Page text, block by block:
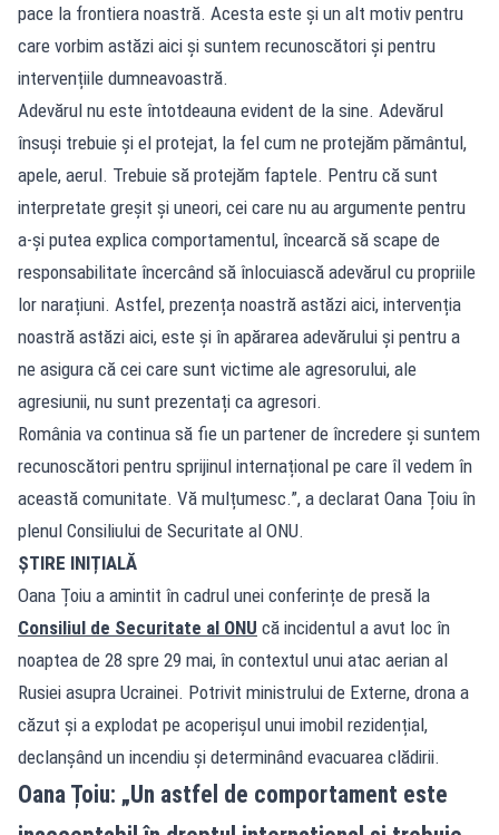
pace la frontiera noastră. Acesta este și un alt motiv pentru
care vorbim astăzi aici și suntem recunoscători și pentru
intervențiile dumneavoastră.
Adevărul nu este întotdeauna evident de la sine. Adevărul
însuși trebuie și el protejat, la fel cum ne protejăm pământul,
apele, aerul. Trebuie să protejăm faptele. Pentru că sunt
interpretate greșit și uneori, cei care nu au argumente pentru
a-și putea explica comportamentul, încearcă să scape de
responsabilitate încercând să înlocuiască adevărul cu propriile
lor narațiuni. Astfel, prezența noastră astăzi aici, intervenția
noastră astăzi aici, este și în apărarea adevărului și pentru a
ne asigura că cei care sunt victime ale agresorului, ale
agresiunii, nu sunt prezentați ca agresori.
România va continua să fie un partener de încredere și suntem
recunoscători pentru sprijinul internațional pe care îl vedem în
această comunitate. Vă mulțumesc.”, a declarat Oana Țoiu în
plenul Consiliului de Securitate al ONU.
ȘTIRE INIȚIALĂ
Oana Țoiu a amintit în cadrul unei conferințe de presă la
Consiliul de Securitate al ONU că incidentul a avut loc în
noaptea de 28 spre 29 mai, în contextul unui atac aerian al
Rusiei asupra Ucrainei. Potrivit ministrului de Externe, drona a
căzut și a explodat pe acoperișul unui imobil rezidențial,
declanșând un incendiu și determinând evacuarea clădirii.
Oana Țoiu: „Un astfel de comportament este